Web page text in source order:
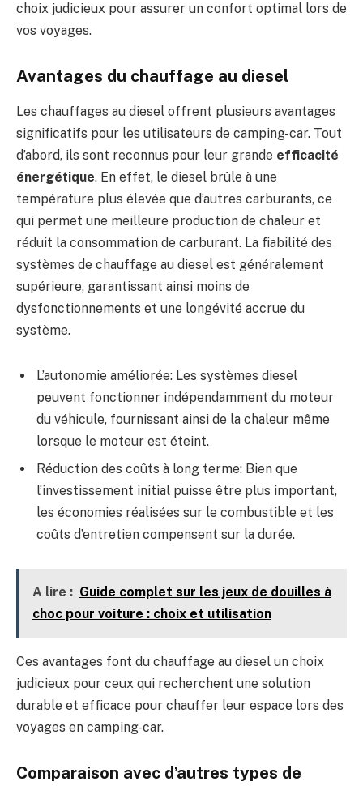
choix judicieux pour assurer un confort optimal lors de
vos voyages.
Avantages du chauffage au diesel
Les chauffages au diesel offrent plusieurs avantages
significatifs pour les utilisateurs de camping-car. Tout
d’abord, ils sont reconnus pour leur grande efficacité
énergétique. En effet, le diesel brûle à une
température plus élevée que d’autres carburants, ce
qui permet une meilleure production de chaleur et
réduit la consommation de carburant. La fiabilité des
systèmes de chauffage au diesel est généralement
supérieure, garantissant ainsi moins de
dysfonctionnements et une longévité accrue du
système.
L’autonomie améliorée: Les systèmes diesel
peuvent fonctionner indépendamment du moteur
du véhicule, fournissant ainsi de la chaleur même
lorsque le moteur est éteint.
Réduction des coûts à long terme: Bien que
l’investissement initial puisse être plus important,
les économies réalisées sur le combustible et les
coûts d’entretien compensent sur la durée.
A lire : Guide complet sur les jeux de douilles à
choc pour voiture : choix et utilisation
Ces avantages font du chauffage au diesel un choix
judicieux pour ceux qui recherchent une solution
durable et efficace pour chauffer leur espace lors des
voyages en camping-car.
Comparaison avec d’autres types de